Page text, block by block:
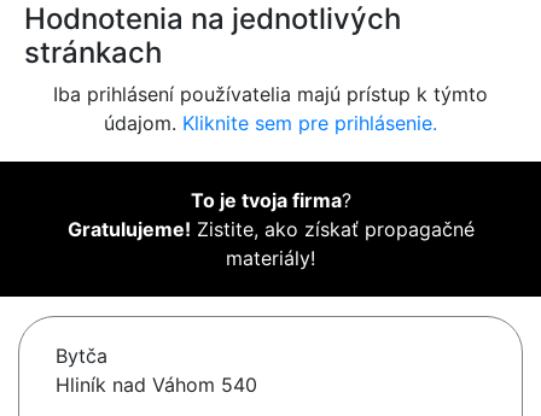
Hodnotenia na jednotlivých
stránkach
Iba prihlásení používatelia majú prístup k týmto
údajom. Kliknite sem pre prihlásenie.
To je tvoja firma?
Gratulujeme! Zistite, ako získať propagačné
materiály!
Bytča
Hliník nad Váhom 540